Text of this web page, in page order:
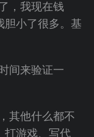
，我现在钱
胆小了很多。基
间来验证一
其他什么都不
打游戏、写代